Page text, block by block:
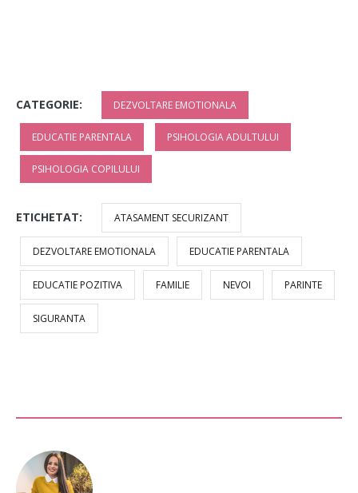
CATEGORIE: DEZVOLTARE EMOTIONALA
EDUCATIE PARENTALA PSIHOLOGIA ADULTULUI
PSIHOLOGIA COPILULUI
ETICHETAT: ATASAMENT SECURIZANT
DEZVOLTARE EMOTIONALA EDUCATIE PARENTALA
EDUCATIE POZITIVA FAMILIE NEVOI PARINTE
SIGURANTA